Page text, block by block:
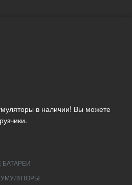
в наличии! Вы можете